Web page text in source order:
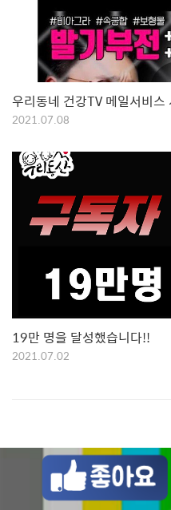
우리동네 건강TV 메일서비스
2021.07.08
19만 명을 달성했습니다!!
2021.07.02